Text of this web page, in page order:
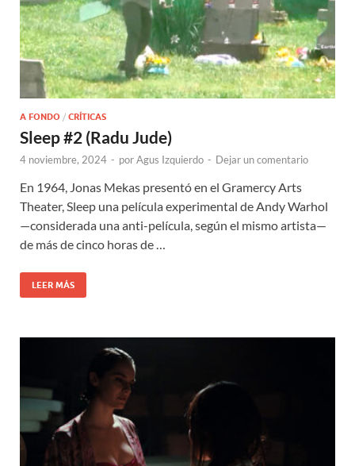
A FONDO / CRÍTICAS
Sleep #2 (Radu Jude)
4 noviembre, 2024 - porAgus Izquierdo - Dejar un comentario
En 1964, Jonas Mekas presentó en el Gramercy Arts
Theater, Sleep una película experimental de Andy Warhol
—considerada una anti-película, según el mismo artista—
de más de cinco horas de …
LEER MÁS